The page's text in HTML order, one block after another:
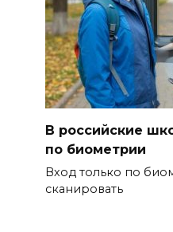
В российские
по биометрии
Вход только по
сканировать